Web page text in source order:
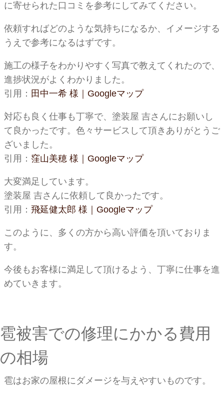
に寄せられた口コミを参考にしてみてください。
依頼すればどのような気持ちになるか、イメージする
うえで参考になるはずです。
施工の様子をわかりやすく写真で教えてくれたので、
進捗状況がよくわかりました。
引用： 田中一希 様｜Googleマップ
対応も良く仕事も丁寧で、塗装屋 吉さんにお願いし
て良かったです。色々サービスして頂きありがとうご
ざいました。
引用： 窪山美穂 様｜Googleマップ
大変満足しています。
塗装屋 吉さんに依頼して良かったです。
引用： 飛延健太郎 様｜Googleマップ
このように、多くの方から高い評価を頂いておりま
す。
今後もお客様に満足して頂けるよう、丁寧に仕事を進
めていきます。
雹被害での修理にかかる費用
の相場
雹はお家の屋根にダメージを与えやすいものです。